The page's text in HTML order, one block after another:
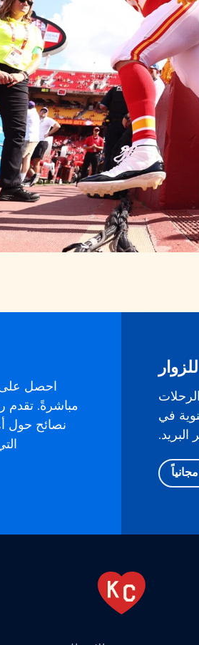
في
احصل على
نصائح حول